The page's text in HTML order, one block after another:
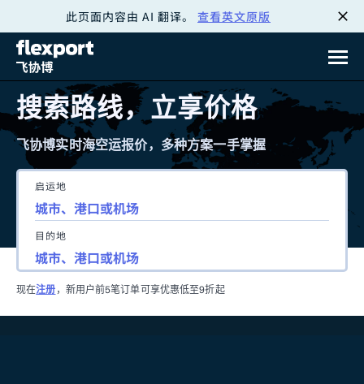
此页面内容由 AI 翻译。 查看英文原版
搜索路线，立享价格
飞协博实时海空运报价，多种方案一手掌握
启运地
目的地
现在注册 ，新用户前5笔订单可享优惠低至9折起